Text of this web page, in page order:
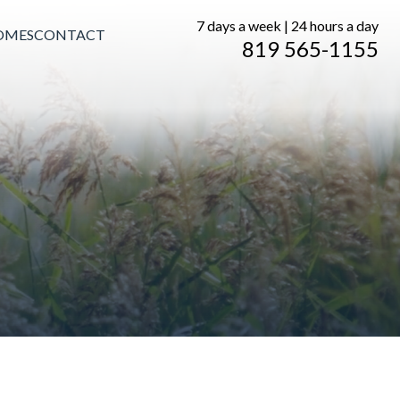
CONTACT
7 days a week | 24 hours a day
819 565-1155